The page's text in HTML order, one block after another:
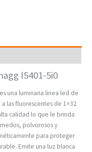
l5401-5i0
una luminaria linea led de
las fluorescentes de 1×32
calidad lo que le brinda
polvorosos y
para proteger
Emite una luz blanca